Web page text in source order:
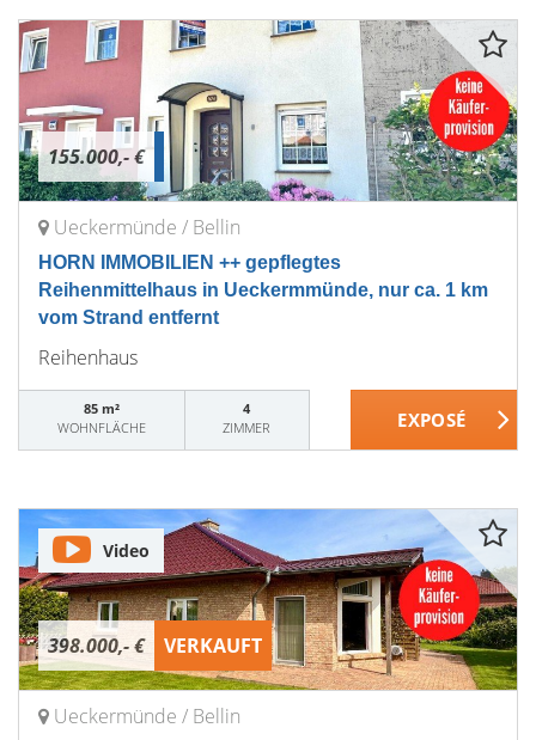
155.000,- €
Ueckermünde / Bellin
HORN IMMOBILIEN ++ gepflegtes
Reihenmittelhaus in Ueckermmünde, nur ca. 1 km
vom Strand entfernt
Reihenhaus
85 m²
WOHNFLÄCHE
4
ZIMMER
398.000,- € VERKAUFT
Video
Ueckermünde / Bellin